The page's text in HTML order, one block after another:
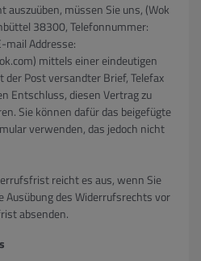
auszuüben, müssen Sie uns, (Wok
38300, Telefonnummer:
Addresse:
mittels einer eindeutigen
der Post versandter Brief, Telefax
Entschluss, diesen Vertrag zu
Sie können dafür das beigefügte
verwenden, das jedoch nicht
reicht es aus, wenn Sie
Ausübung des Widerrufsrechts vor
absenden.